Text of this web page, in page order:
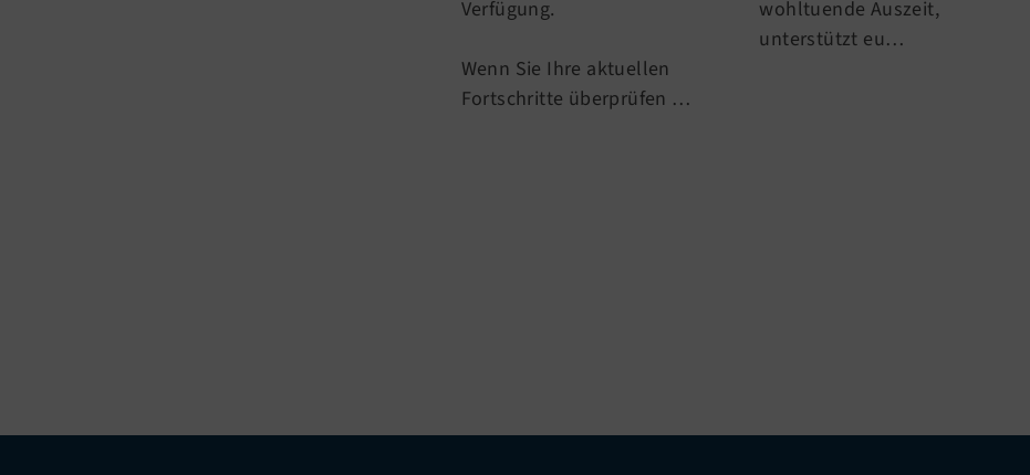
Verfügung.
Wenn Sie Ihre aktuellen
Fortschritte überprüfen …
wohltuende Auszeit,
unterstützt eu…